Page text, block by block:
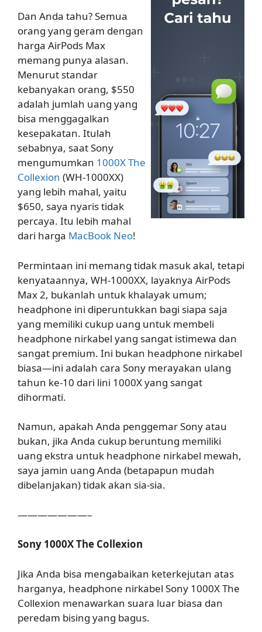
Dan Anda tahu? Semua
orang yang geram dengan
harga AirPods Max
memang punya alasan.
Menurut standar
kebanyakan orang, $550
adalah jumlah uang yang
bisa menggagalkan
kesepakatan. Itulah
sebabnya, saat Sony
mengumumkan 1000X The
Collexion (WH-1000XX)
yang lebih mahal, yaitu
$650, saya nyaris tidak
percaya. Itu lebih mahal
dari harga MacBook Neo!
Permintaan ini memang tidak masuk akal, tetapi
kenyataannya, WH-1000XX, layaknya AirPods
Max 2, bukanlah untuk khalayak umum;
headphone ini diperuntukkan bagi siapa saja
yang memiliki cukup uang untuk membeli
headphone nirkabel yang sangat istimewa dan
sangat premium. Ini bukan headphone nirkabel
biasa—ini adalah cara Sony merayakan ulang
tahun ke-10 dari lini 1000X yang sangat
dihormati.
Namun, apakah Anda penggemar Sony atau
bukan, jika Anda cukup beruntung memiliki
uang ekstra untuk headphone nirkabel mewah,
saya jamin uang Anda (betapapun mudah
dibelanjakan) tidak akan sia-sia.
———————–
Sony 1000X The Collexion
Jika Anda bisa mengabaikan keterkejutan atas
harganya, headphone nirkabel Sony 1000X The
Collexion menawarkan suara luar biasa dan
peredam bising yang bagus.